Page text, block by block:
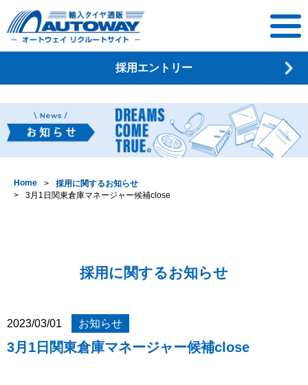
オートウェイ
リクルートサ
イト
採用エントリー
Home
採用に関するお知らせ
3月1日関東倉庫マネージャー候補close
採用に関するお知らせ
2023/03/01 お知らせ
3月1日関東倉庫マネージャー候補close